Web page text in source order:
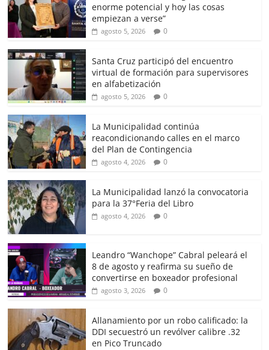
enorme potencial y hoy las cosas
empiezan a verse”
agosto 5, 2026 0
Santa Cruz participó del encuentro
virtual de formación para supervisores
en alfabetización
agosto 5, 2026 0
La Municipalidad continúa
reacondicionando calles en el marco
del Plan de Contingencia
agosto 4, 2026 0
La Municipalidad lanzó la convocatoria
para la 37°Feria del Libro
agosto 4, 2026 0
Leandro “Wanchope” Cabral peleará el
8 de agosto y reafirma su sueño de
convertirse en boxeador profesional
agosto 3, 2026 0
Allanamiento por un robo calificado: la
DDI secuestró un revólver calibre .32
en Pico Truncado